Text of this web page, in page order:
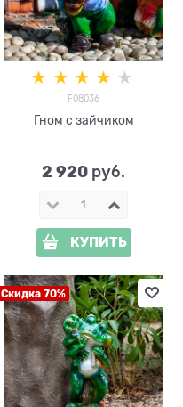
F08036
Гном с зайчиком
2 920 руб.
КУПИТЬ
Скидка 70%